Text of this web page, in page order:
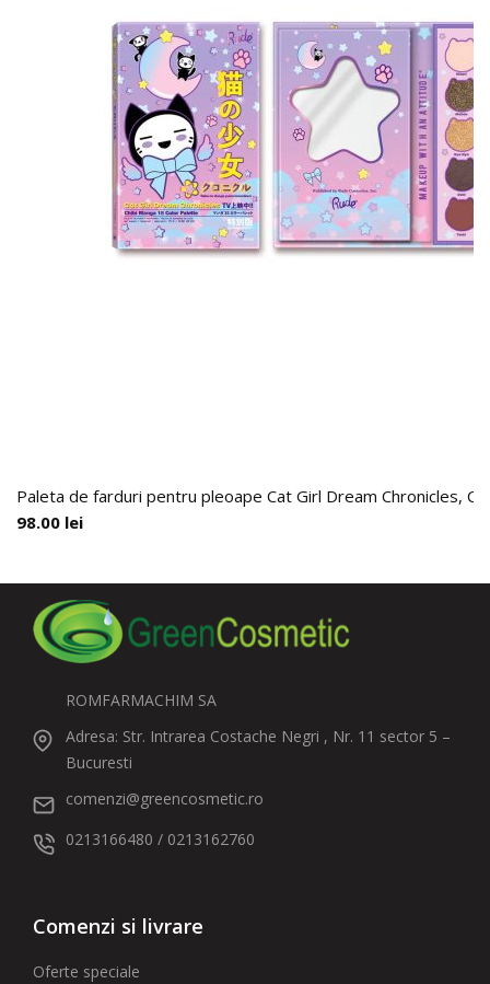
Paleta de farduri pentru pleoape Cat Girl Dream Chronicles,
98.00 lei
ROMFARMACHIM SA
Adresa: Str. Intrarea Costache Negri , Nr. 11 sector 5 –
Bucuresti
comenzi@greencosmetic.ro
0213166480 / 0213162760
Comenzi si livrare
Oferte speciale